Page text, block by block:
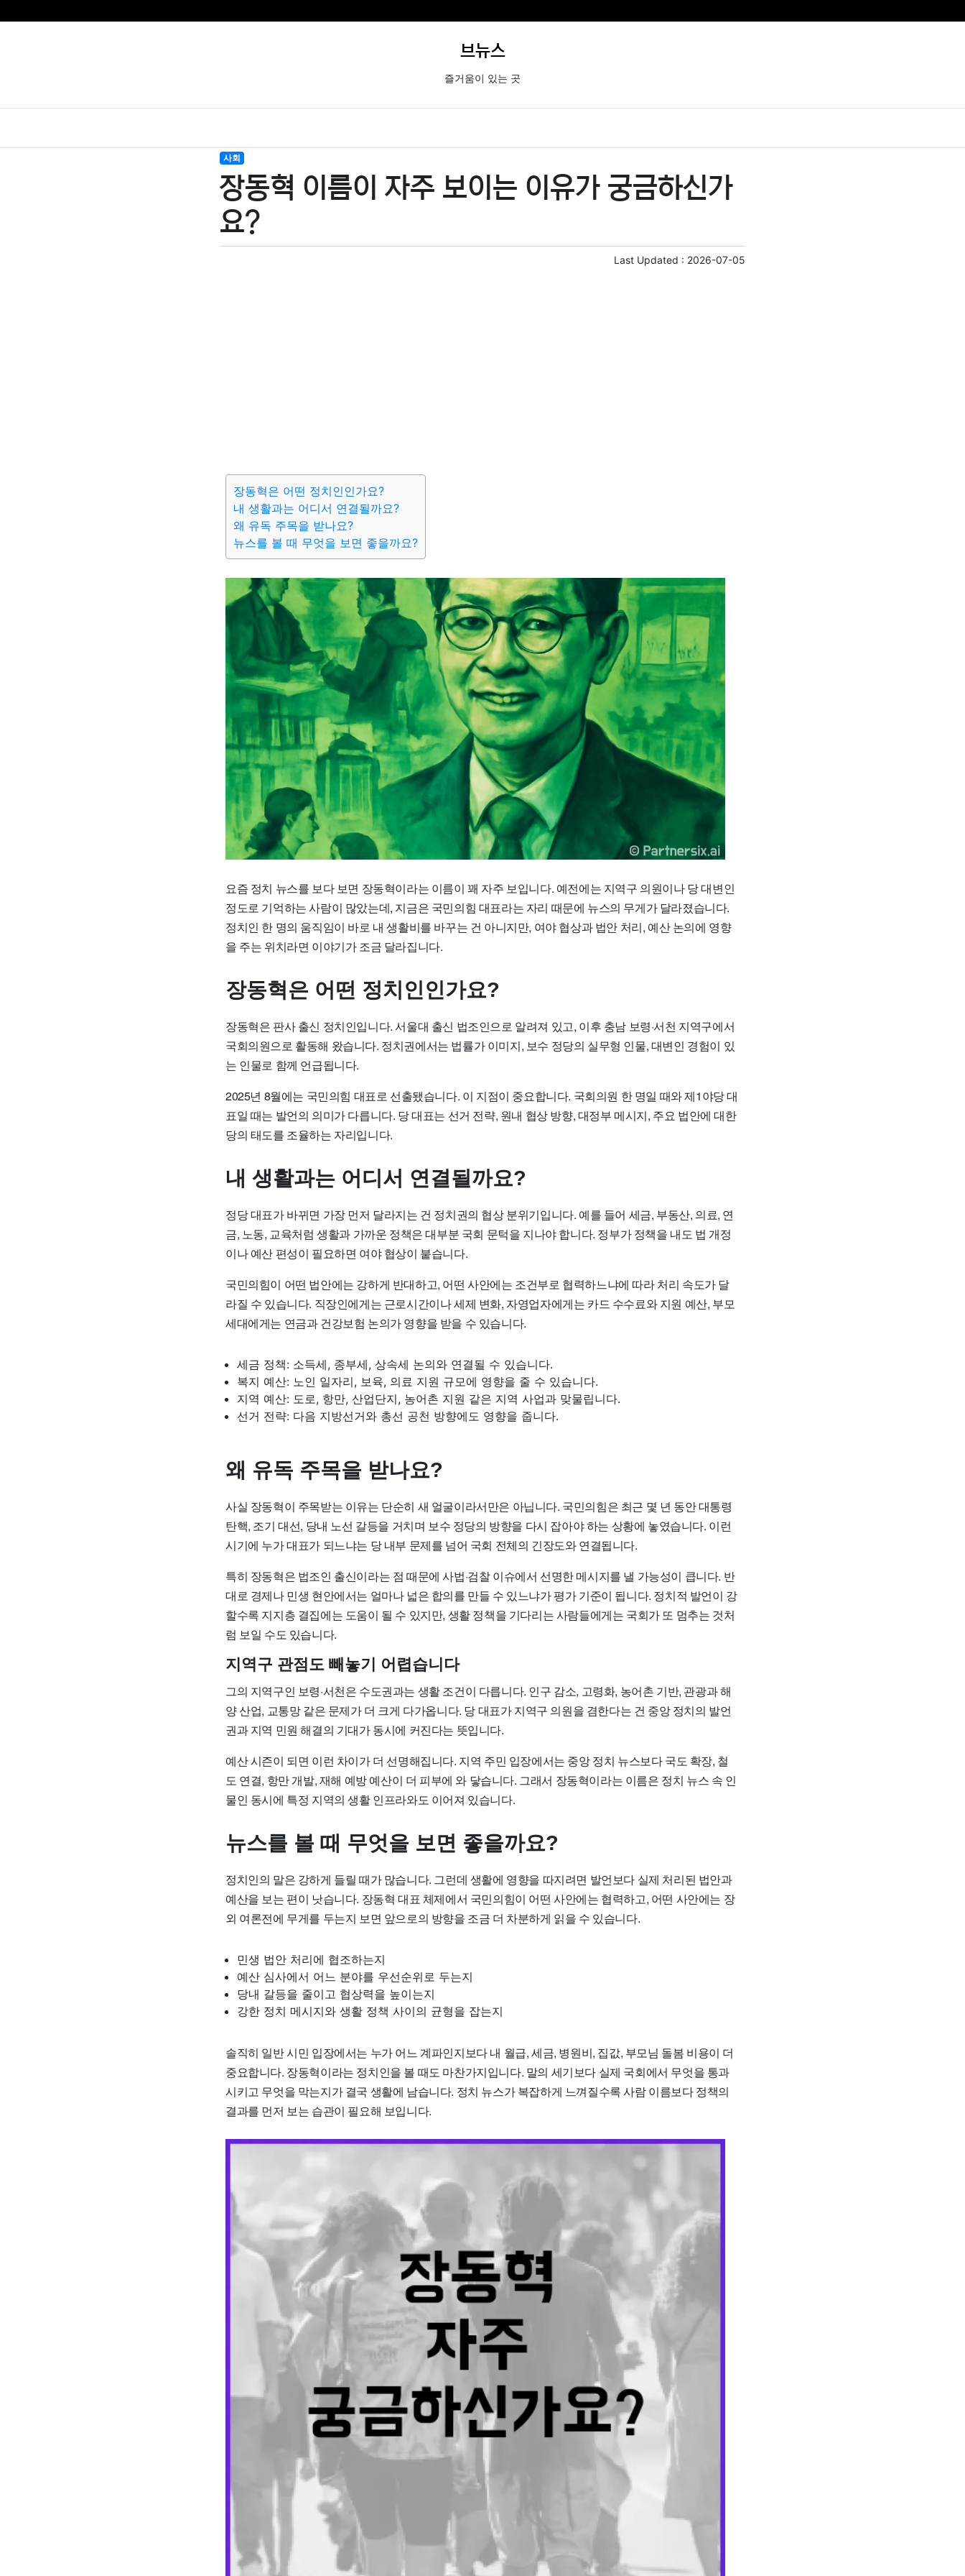
브뉴스
즐거움이 있는 곳
사회
장동혁 이름이 자주 보이는 이유가 궁금하신가
요?
Last Updated : 2026-07-05
장동혁은 어떤 정치인인가요?
내 생활과는 어디서 연결될까요?
왜 유독 주목을 받나요?
뉴스를 볼 때 무엇을 보면 좋을까요?
요즘 정치 뉴스를 보다 보면 장동혁이라는 이름이 꽤 자주 보입니다. 예전에는 지역구 의원이나 당 대변인
정도로 기억하는 사람이 많았는데, 지금은 국민의힘 대표라는 자리 때문에 뉴스의 무게가 달라졌습니다.
정치인 한 명의 움직임이 바로 내 생활비를 바꾸는 건 아니지만, 여야 협상과 법안 처리, 예산 논의에 영향
을 주는 위치라면 이야기가 조금 달라집니다.
장동혁은 어떤 정치인인가요?
장동혁은 판사 출신 정치인입니다. 서울대 출신 법조인으로 알려져 있고, 이후 충남 보령·서천 지역구에서
국회의원으로 활동해 왔습니다. 정치권에서는 법률가 이미지, 보수 정당의 실무형 인물, 대변인 경험이 있
는 인물로 함께 언급됩니다.
2025년 8월에는 국민의힘 대표로 선출됐습니다. 이 지점이 중요합니다. 국회의원 한 명일 때와 제1야당 대
표일 때는 발언의 의미가 다릅니다. 당 대표는 선거 전략, 원내 협상 방향, 대정부 메시지, 주요 법안에 대한
당의 태도를 조율하는 자리입니다.
내 생활과는 어디서 연결될까요?
정당 대표가 바뀌면 가장 먼저 달라지는 건 정치권의 협상 분위기입니다. 예를 들어 세금, 부동산, 의료, 연
금, 노동, 교육처럼 생활과 가까운 정책은 대부분 국회 문턱을 지나야 합니다. 정부가 정책을 내도 법 개정
이나 예산 편성이 필요하면 여야 협상이 붙습니다.
국민의힘이 어떤 법안에는 강하게 반대하고, 어떤 사안에는 조건부로 협력하느냐에 따라 처리 속도가 달
라질 수 있습니다. 직장인에게는 근로시간이나 세제 변화, 자영업자에게는 카드 수수료와 지원 예산, 부모
세대에게는 연금과 건강보험 논의가 영향을 받을 수 있습니다.
세금 정책: 소득세, 종부세, 상속세 논의와 연결될 수 있습니다.
복지 예산: 노인 일자리, 보육, 의료 지원 규모에 영향을 줄 수 있습니다.
지역 예산: 도로, 항만, 산업단지, 농어촌 지원 같은 지역 사업과 맞물립니다.
선거 전략: 다음 지방선거와 총선 공천 방향에도 영향을 줍니다.
왜 유독 주목을 받나요?
사실 장동혁이 주목받는 이유는 단순히 새 얼굴이라서만은 아닙니다. 국민의힘은 최근 몇 년 동안 대통령
탄핵, 조기 대선, 당내 노선 갈등을 거치며 보수 정당의 방향을 다시 잡아야 하는 상황에 놓였습니다. 이런
시기에 누가 대표가 되느냐는 당 내부 문제를 넘어 국회 전체의 긴장도와 연결됩니다.
특히 장동혁은 법조인 출신이라는 점 때문에 사법·검찰 이슈에서 선명한 메시지를 낼 가능성이 큽니다. 반
대로 경제나 민생 현안에서는 얼마나 넓은 합의를 만들 수 있느냐가 평가 기준이 됩니다. 정치적 발언이 강
할수록 지지층 결집에는 도움이 될 수 있지만, 생활 정책을 기다리는 사람들에게는 국회가 또 멈추는 것처
럼 보일 수도 있습니다.
지역구 관점도 빼놓기 어렵습니다
그의 지역구인 보령·서천은 수도권과는 생활 조건이 다릅니다. 인구 감소, 고령화, 농어촌 기반, 관광과 해
양 산업, 교통망 같은 문제가 더 크게 다가옵니다. 당 대표가 지역구 의원을 겸한다는 건 중앙 정치의 발언
권과 지역 민원 해결의 기대가 동시에 커진다는 뜻입니다.
예산 시즌이 되면 이런 차이가 더 선명해집니다. 지역 주민 입장에서는 중앙 정치 뉴스보다 국도 확장, 철
도 연결, 항만 개발, 재해 예방 예산이 더 피부에 와 닿습니다. 그래서 장동혁이라는 이름은 정치 뉴스 속 인
물인 동시에 특정 지역의 생활 인프라와도 이어져 있습니다.
뉴스를 볼 때 무엇을 보면 좋을까요?
정치인의 말은 강하게 들릴 때가 많습니다. 그런데 생활에 영향을 따지려면 발언보다 실제 처리된 법안과
예산을 보는 편이 낫습니다. 장동혁 대표 체제에서 국민의힘이 어떤 사안에는 협력하고, 어떤 사안에는 장
외 여론전에 무게를 두는지 보면 앞으로의 방향을 조금 더 차분하게 읽을 수 있습니다.
민생 법안 처리에 협조하는지
예산 심사에서 어느 분야를 우선순위로 두는지
당내 갈등을 줄이고 협상력을 높이는지
강한 정치 메시지와 생활 정책 사이의 균형을 잡는지
솔직히 일반 시민 입장에서는 누가 어느 계파인지보다 내 월급, 세금, 병원비, 집값, 부모님 돌봄 비용이 더
중요합니다. 장동혁이라는 정치인을 볼 때도 마찬가지입니다. 말의 세기보다 실제 국회에서 무엇을 통과
시키고 무엇을 막는지가 결국 생활에 남습니다. 정치 뉴스가 복잡하게 느껴질수록 사람 이름보다 정책의
결과를 먼저 보는 습관이 필요해 보입니다.